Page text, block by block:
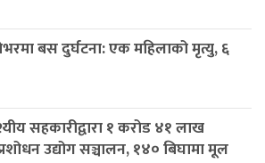
बस दुर्घटना: एक महिलाको मृत्यु, ६
सहकारीद्वारा १ करोड ४१ लाख
उद्योग सञ्चालन, १४० बिघामा मूल